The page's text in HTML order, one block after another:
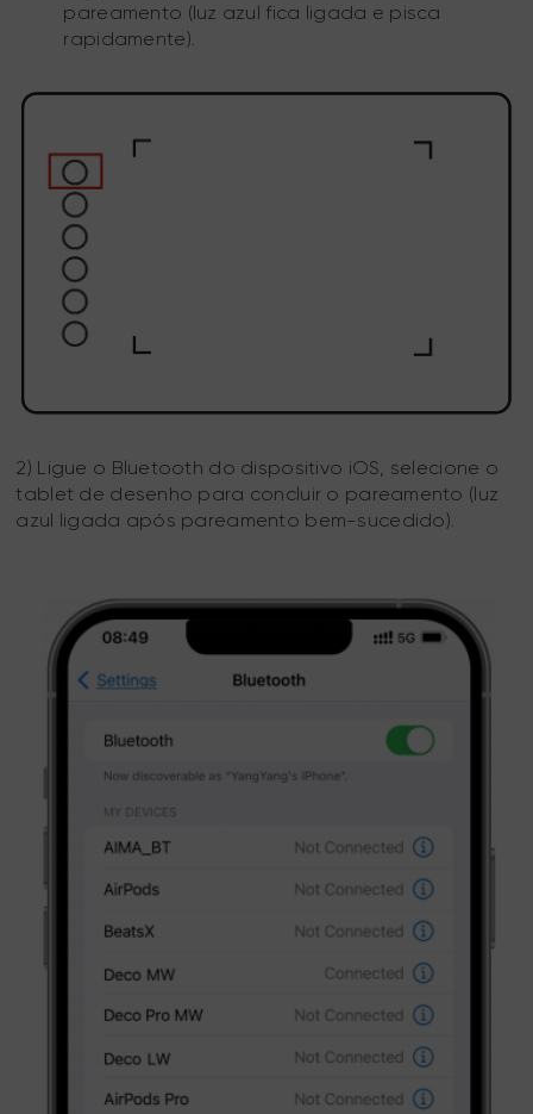
pareamento (luz azul fica ligada e pisca
rapidamente).
2) Ligue o Bluetooth do dispositivo iOS, selecione o
tablet de desenho para concluir o pareamento (luz
azul ligada após pareamento bem-sucedido).